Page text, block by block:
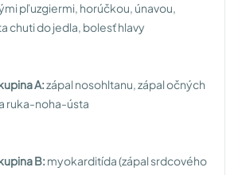
pľuzgiermi, horúčkou, únavou,
chuti do jedla, bolesť hlavy
A:zápal nosohltanu, zápal očných
ruka-noha-ústa
B: myokarditída (zápal srdcového